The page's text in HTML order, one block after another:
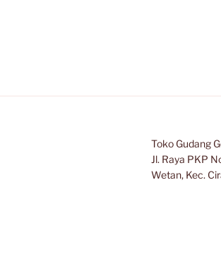
Toko Gudang
Jl. Raya PKP
Wetan, Kec.